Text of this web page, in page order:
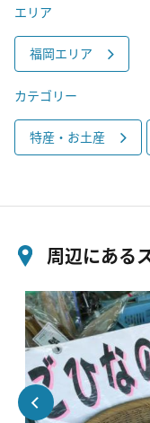
エリア
福岡エリア
カテゴリー
特産・お土産
周辺にある